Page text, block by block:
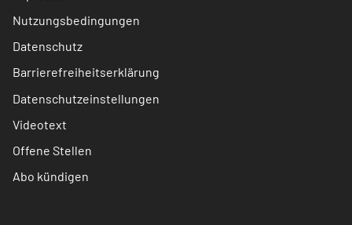
Nutzungsbedingungen
Datenschutz
Barrierefreiheitserklärung
Datenschutzeinstellungen
Videotext
Offene Stellen
Abo kündigen